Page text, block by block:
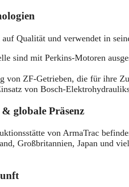
Qualität und verwendet in
sind mit Perkins-Motoren
von ZF-Getrieben, die für ihre
von Bosch-
globale Präsenz
von ArmaTrac
Großbritannien, Japan und